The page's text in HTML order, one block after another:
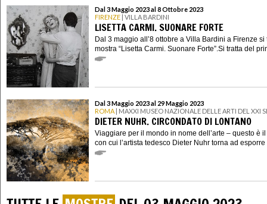
Dal 3 Maggio 2023 al 8 Ottobre 2023
FIRENZE | VILLA BARDINI
LISETTA CARMI. SUONARE FORTE
Dal 3 maggio all’8 ottobre a Villa Bardini a Firenze si
mostra “Lisetta Carmi. Suonare Forte”.Si tratta del
Dal 3 Maggio 2023 al 29 Maggio 2023
ROMA | MAXXI MUSEO NAZIONALE DELLE ARTI DEL XXI
DIETER NUHR. CIRCONDATO DI LONTANO
Viaggiare per il mondo in nome dell’arte – questo è
con cui l’artista tedesco Dieter Nuhr torna ad esporre